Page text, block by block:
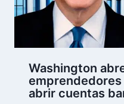
Washington
abrir cuentas